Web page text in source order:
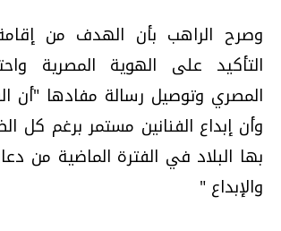
وصرح الراهب بأن الهدف من
التأكيد على الهوية المصرية
المصري وتوصيل رسالة مفادها "أن
وأن إبداع الفنانين مستمر برغم كل
بها البلاد في الفترة الماضية من
والإبداع "